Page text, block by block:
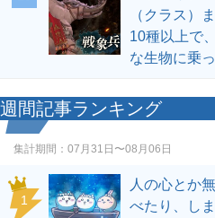
（クラス）
10種以上で
な生物に乗
週間記事ランキング
集計期間： 07月31日〜08月06日
1
人の心とか
べたり、し